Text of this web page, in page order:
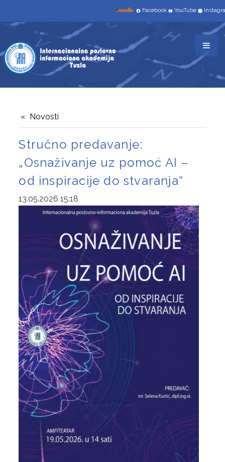
Facebook YouTube
Novosti
Stručno predavanje:
„Osnaživanje uz pomoć AI –
od inspiracije do stvaranja“
13.05.2026 15:18
STUDIJSKI PROGRAMI
TROGODIŠNJI
INFORMACIONE TEHNOLGIJE
SAVREMENO POSLOVANJE I INFORMATIČKI
MENADŽMENT
ČETVEROGODIŠNJI
INFORMATIKA I RAČUNARSTVO
UPIS
NOVOSTI
OSIGURANJE KVALITETA
SISTEM OSIGURANJA KVALITETA
DOKUMENTI
MEĐUNARODNA SARADNJA
KONTAKT
ENGLISH
ABOUT US
CONTACT US